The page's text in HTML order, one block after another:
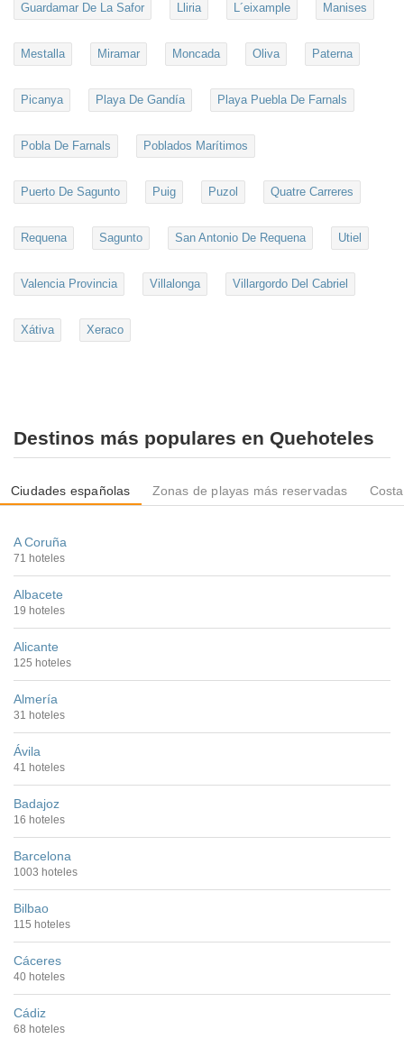
Guardamar De La Safor Lliria L´eixample Manises
Mestalla Miramar Moncada Oliva Paterna
Picanya Playa De Gandía Playa Puebla De Farnals
Pobla De Farnals Poblados Marítimos
Puerto De Sagunto Puig Puzol Quatre Carreres
Requena Sagunto San Antonio De Requena Utiel
Valencia Provincia Villalonga Villargordo Del Cabriel
Xátiva Xeraco
Destinos más populares en Quehoteles
Ciudades españolas Zonas de playas más reservadas
A Coruña
71 hoteles
Albacete
19 hoteles
Alicante
125 hoteles
Almería
31 hoteles
Ávila
41 hoteles
Badajoz
16 hoteles
Barcelona
1003 hoteles
Bilbao
115 hoteles
Cáceres
40 hoteles
Cádiz
68 hoteles